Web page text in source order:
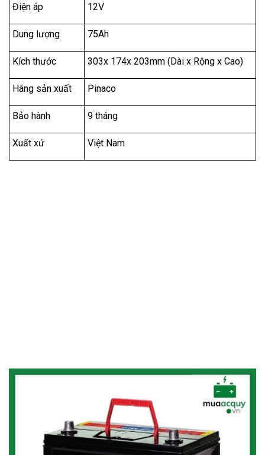
Điện áp 12V
Dung lượng 75Ah
Kích thước 303x 174x 203mm (Dài x Rộng x Cao)
Hãng sản xuất Pinaco
Bảo hành 9 tháng
Xuất xứ Việt Nam